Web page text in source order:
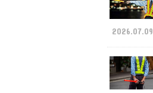
2026.07.09